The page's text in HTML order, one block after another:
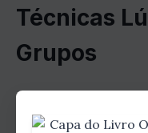
Técnicas
Grupos
Existem muitas
ser utilizadas em